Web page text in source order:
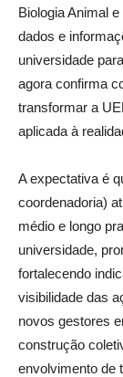
Biologia Animal
dados e
universidade
agora confirma
transformar a
aplicada à
A expectativa é
coordenadoria)
médio e longo
universidade,
fortalecendo
visibilidade das
novos gestores
construção
envolvimento de